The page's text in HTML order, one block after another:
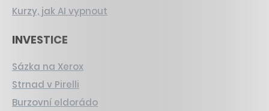
Kurzy, jak AI vypnout
INVESTICE
Sázka na Xerox
Strnad v Pirelli
Burzovní eldorádo